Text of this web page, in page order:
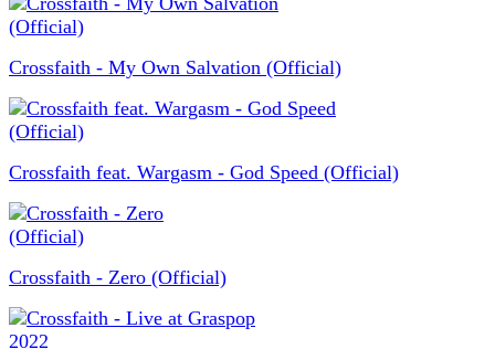
Crossfaith - My Own Salvation (Official)
Crossfaith feat. Wargasm - God Speed (Official)
Crossfaith - Zero (Official)